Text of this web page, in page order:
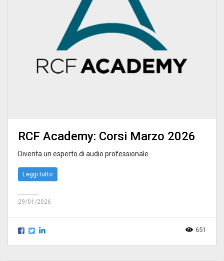
RCF Academy: Corsi Marzo 2026
Diventa un esperto di audio professionale.
Leggi tutto
29/01/2026
651